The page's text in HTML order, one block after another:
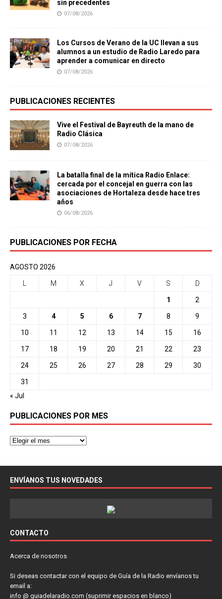
sin precedentes
07/08/2026
Los Cursos de Verano de la UC llevan a sus
alumnos a un estudio de Radio Laredo para
aprender a comunicar en directo
07/08/2026
PUBLICACIONES RECIENTES
Vive el Festival de Bayreuth de la mano de
Radio Clásica
07/08/2026
La batalla final de la mítica Radio Enlace:
cercada por el concejal en guerra con las
asociaciones de Hortaleza desde hace tres
años
06/08/2026
PUBLICACIONES POR FECHA
AGOSTO 2026
M X J V S D
1 2
3 4 5 6 7 8 9
10 11 12 13 14 15 16
17 18 19 20 21 22 23
24 25 26 27 28 29 30
31
« Jul
PUBLICACIONES POR MES
ENVÍANOS TUS NOVEDADES
CONTACTO
Acerca de nosotros
Si deseas contactar con el equipo de Guía de la Radio envíanos tu
email a:
info @ guiadelaradio.com (suprimir espacios en blanco)